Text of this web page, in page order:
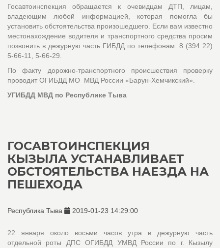
Госавтоинспекция обращается к очевидцам ДТП, лицам,
владеющим любой информацией, которая помогла бы
установить обстоятельства произошедшего. Если вам известно
местонахождение водителя и транспортного средства просим
позвонить в дежурную часть ГИБДД по телефонам: 8 (394 22)
5-66-11, 5-66-29.
По факту дорожно-транспортного происшествия проверку
проводит ОГИБДД МО МВД России «Барун-Хемчикский».
УГИБДД МВД по Республике Тыва
ГОСАВТОИНСПЕКЦИЯ
КЫЗЫЛА УСТАНАВЛИВАЕТ
ОБСТОЯТЕЛЬСТВА НАЕЗДА НА
ПЕШЕХОДА
Республика Тыва 2019-01-23 14:29:00
22 января около восьми часов утра в дежурную часть
отдельной роты ДПС ОГИБДД УМВД России по г. Кызылу